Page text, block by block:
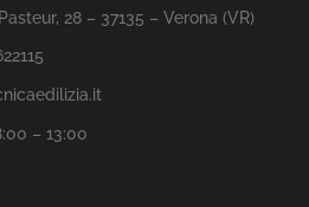
28 – 37135 – Verona (VR)
– 13:00